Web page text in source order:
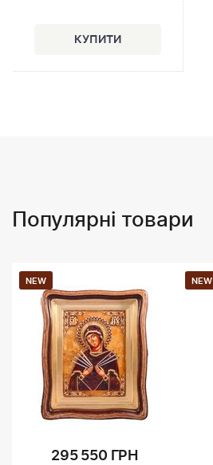
Популярні товари
NEW
295 550 ГРН
NEW